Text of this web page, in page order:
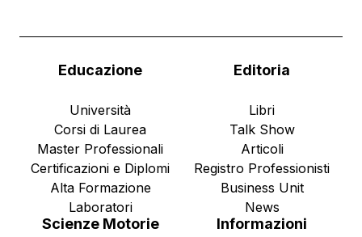
Educazione
Università
Corsi di Laurea
Master Professionali
Certificazioni e Diplomi
Alta Formazione
Laboratori
Editoria
Libri
Talk Show
Articoli
Registro Professionisti
Business Unit
News
Scienze Motorie Informazioni